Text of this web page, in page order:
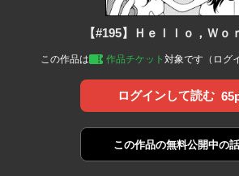
【#195】Ｈｅｌｌｏ，Ｗｏ
この作品は 作品チケット 対象です（ログ
ログインして読む
この作品の無料公開中の